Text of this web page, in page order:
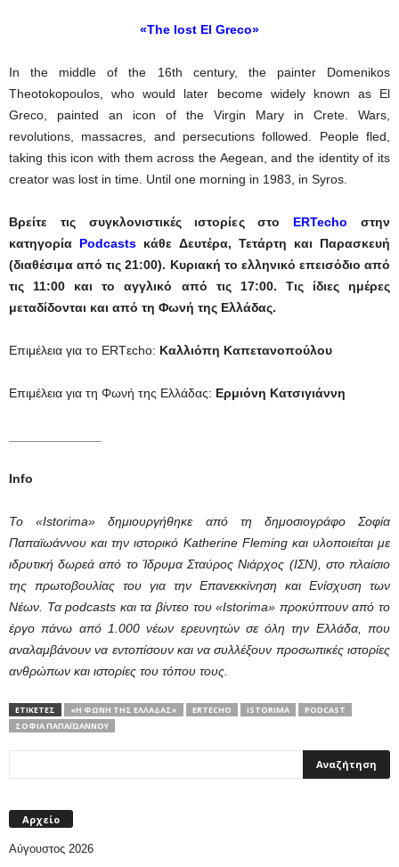
«The lost El Greco»
In the middle of the 16th century, the painter Domenikos
Theotokopoulos, who would later become widely known as El
Greco, painted an icon of the Virgin Mary in Crete. Wars,
revolutions, massacres, and persecutions followed. People fled,
taking this icon with them across the Aegean, and the identity of its
creator was lost in time. Until one morning in 1983, in Syros.
Βρείτε τις συγκλονιστικές ιστορίες στο ERTecho στην
κατηγορία Podcasts κάθε Δευτέρα, Τετάρτη και Παρασκευή
(διαθέσιμα από τις 21:00). Κυριακή το ελληνικό επεισόδιο από
τις 11:00 και το αγγλικό από τις 17:00. Τις ίδιες ημέρες
μεταδίδονται και από τη Φωνή της Ελλάδας.
Επιμέλεια για το ERTεcho: Καλλιόπη Καπετανοπούλου
Επιμέλεια για τη Φωνή της Ελλάδας: Ερμιόνη Κατσιγιάννη
Info
Το «Istorima» δημιουργήθηκε από τη δημοσιογράφο Σοφία
Παπαϊωάννου και την ιστορικό Katherine Fleming και υλοποιείται με
ιδρυτική δωρεά από το Ίδρυμα Σταύρος Νιάρχος (ΙΣΝ), στο πλαίσιο
της πρωτοβουλίας του για την Επανεκκίνηση και Ενίσχυση των
Νέων. Τα podcasts και τα βίντεο του «Istorima» προκύπτουν από το
έργο πάνω από 1.000 νέων ερευνητών σε όλη την Ελλάδα, που
αναλαμβάνουν να εντοπίσουν και να συλλέξουν προσωπικές ιστορίες
ανθρώπων και ιστορίες του τόπου τους.
ΕΤΙΚΕΤΕΣ «Η ΦΩΝΉ ΤΗΣ ΕΛΛΆΔΑΣ» ERTECHO ISTORIMA
PODCAST
ΣΟΦΊΑ ΠΑΠΑΪΩΆΝΝΟΥ
Αρχείο
Αύγουστος 2026